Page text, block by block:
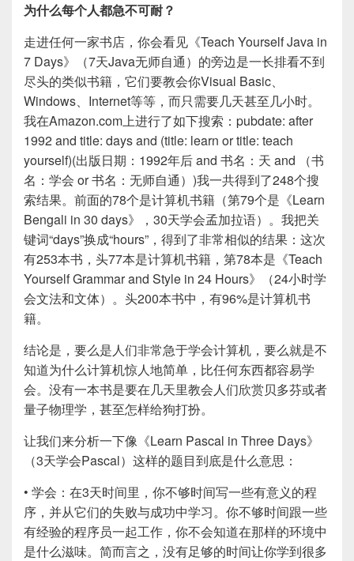
为什么每个人都急不可耐？
走进任何一家书店，你会看见《Teach Yourself Java in
7 Days》（7天Java无师自通）的旁边是一长排看不到
尽头的类似书籍，它们要教会你Visual Basic、
Windows、Internet等等，而只需要几天甚至几小时。
我在Amazon.com上进行了如下搜索：pubdate: after
1992 and title: days and (title: learn or title: teach
yourself)(出版日期：1992年后 and 书名：天 and （书
名：学会 or 书名：无师自通）)我一共得到了248个搜
索结果。前面的78个是计算机书籍（第79个是《Learn
Bengali in 30 days》，30天学会孟加拉语）。我把关
键词“days”换成“hours”，得到了非常相似的结果：这次
有253本书，头77本是计算机书籍，第78本是《Teach
Yourself Grammar and Style in 24 Hours》（24小时学
会文法和文体）。头200本书中，有96%是计算机书
籍。
结论是，要么是人们非常急于学会计算机，要么就是不
知道为什么计算机惊人地简单，比任何东西都容易学
会。没有一本书是要在几天里教会人们欣赏贝多芬或者
量子物理学，甚至怎样给狗打扮。
让我们来分析一下像《Learn Pascal in Three Days》
（3天学会Pascal）这样的题目到底是什么意思：
• 学会：在3天时间里，你不够时间写一些有意义的程
序，并从它们的失败与成功中学习。你不够时间跟一些
有经验的程序员一起工作，你不会知道在那样的环境中
是什么滋味。简而言之，没有足够的时间让你学到很多